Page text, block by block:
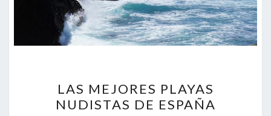
MEJORES
PLAYAS
LAS MEJORES PLAYAS
NUDISTAS DE ESPAÑA